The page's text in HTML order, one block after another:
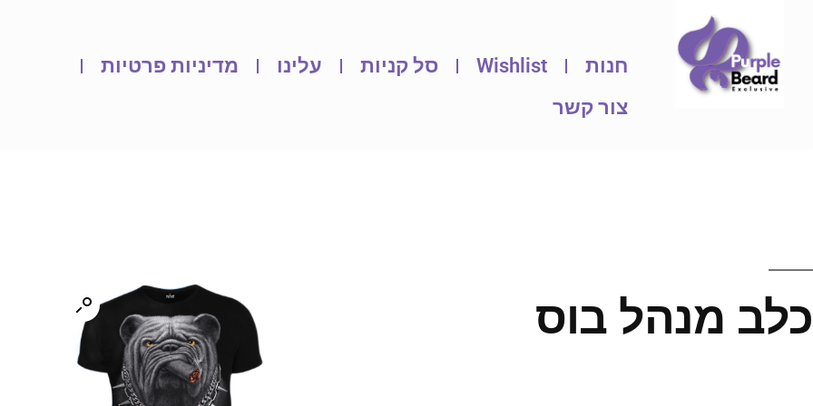
חנות Wishlist סל קניות עלינו
מדיניות פרטיות
צור קשר
כלב מנהל בוס